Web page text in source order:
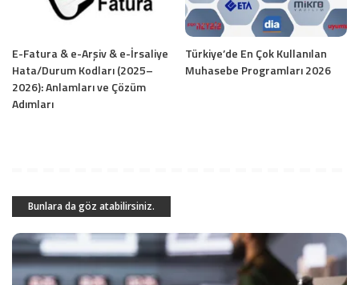
E-Fatura & e-Arşiv & e-İrsaliye
Hata/Durum Kodları (2025–
2026): Anlamları ve Çözüm
Adımları
Türkiye’de En Çok Kullanılan
Muhasebe Programları 2026
Bunlara da göz atabilirsiniz.